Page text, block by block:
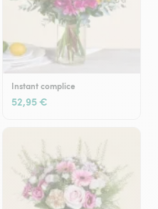
Instant complice
52,95 €